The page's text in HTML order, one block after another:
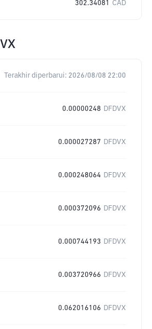
302.34081 CAD
Terakhir diperbarui: 2026/08/08 22:00
0.00000248 DFDVX
0.000027287 DFDVX
0.000248064 DFDVX
0.000372096 DFDVX
0.000744193 DFDVX
0.003720966 DFDVX
0.062016106 DFDVX